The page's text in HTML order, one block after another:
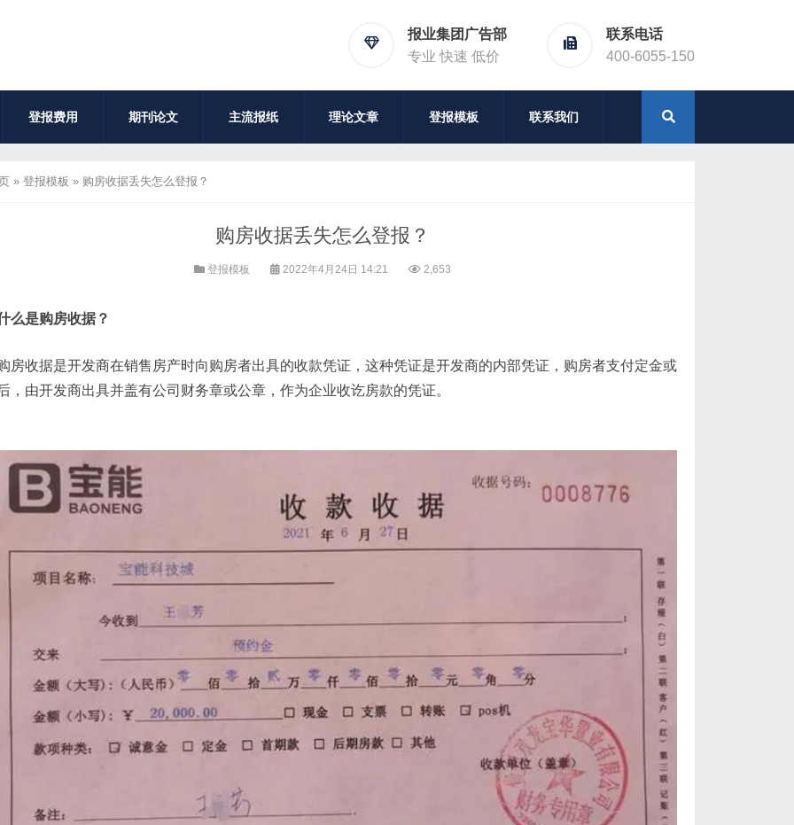
报业集团广告部
专业 快速 低价
联系电话
400-6055-150
登报费用 期刊论文 主流报纸 理论文章 登报模板 联系我们
» 登报模板 » 购房收据丢失怎么登报？
购房收据丢失怎么登报？
登报模板 2022年4月24日 14:21 2,653
么是购房收据？
房收据是开发商在销售房产时向购房者出具的收款凭证，这种凭证是开发商的内部凭证，购房者支付定金或
，由开发商出具并盖有公司财务章或公章，作为企业收讫房款的凭证。